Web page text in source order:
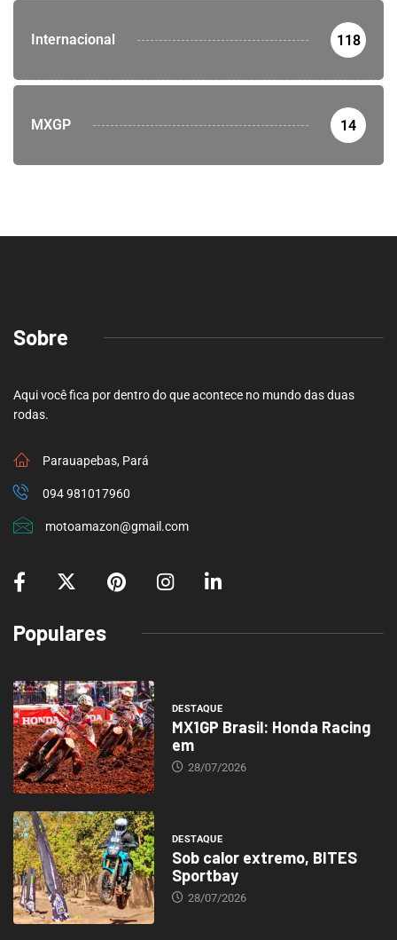
Internacional 118
MXGP 14
Sobre
Aqui você fica por dentro do que acontece no mundo das duas
rodas.
Parauapebas, Pará
094 981017960
motoamazon@gmail.com
Populares
DESTAQUE
MX1GP Brasil: Honda Racing
em
28/07/2026
DESTAQUE
Sob calor extremo, BITES
Sportbay
28/07/2026